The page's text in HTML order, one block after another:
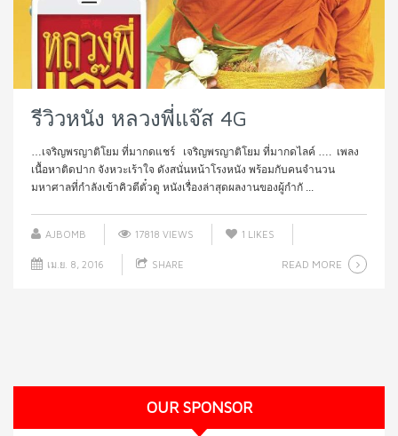
รีวิวหนัง หลวงพี่แจ๊ส 4G
…เจริญพรญาติโยม ที่มากดแชร์ เจริญพรญาติโยม ที่มากดไลค์ …. เพลง
เนื้อหาติดปาก จังหวะเร้าใจ ดังสนั่นหน้าโรงหนัง พร้อมกับคนจำนวน
มหาศาลที่กำลังเข้าคิวตีตั๋วดู หนังเรื่องล่าสุดผลงานของผู้กำกั ...
AJBOMB 17818 VIEWS 1 LIKES
เม.ย. 8, 2016 SHARE READ MORE
OUR SPONSOR